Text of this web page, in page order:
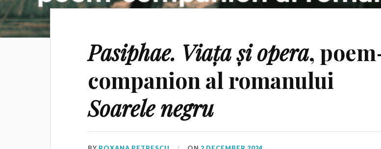
Pasiphae. Viața și opera,
companion al romanului
Soarele negru